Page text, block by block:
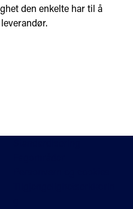
den enkelte har til å